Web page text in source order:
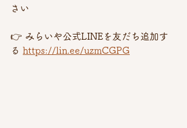
さい
👉 みらいや公式LINEを友だち追加す
る https://lin.ee/uzmCGPG